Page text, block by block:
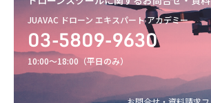
JUAVAC ドローン エキスパート アカデミー
03-5809-9630
10:00〜18:00（平日のみ）